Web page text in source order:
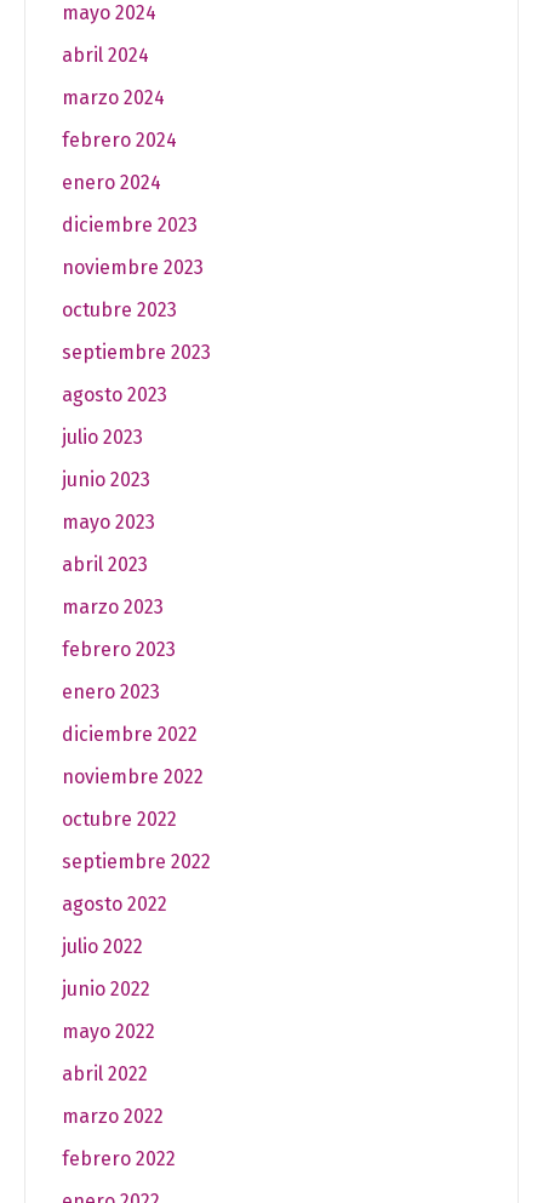
mayo 2024
abril 2024
marzo 2024
febrero 2024
enero 2024
diciembre 2023
noviembre 2023
octubre 2023
septiembre 2023
agosto 2023
julio 2023
junio 2023
mayo 2023
abril 2023
marzo 2023
febrero 2023
enero 2023
diciembre 2022
noviembre 2022
octubre 2022
septiembre 2022
agosto 2022
julio 2022
junio 2022
mayo 2022
abril 2022
marzo 2022
febrero 2022